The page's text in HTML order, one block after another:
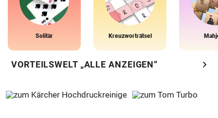
Solitär Kreuzworträtsel
VORTEILSWELT „ALLE ANZEIGEN“ chevron_right